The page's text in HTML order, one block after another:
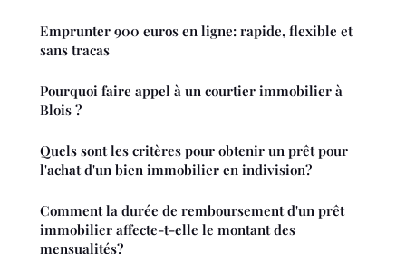
Emprunter 900 euros en ligne: rapide, flexible et
sans tracas
Pourquoi faire appel à un courtier immobilier à
Blois ?
Quels sont les critères pour obtenir un prêt pour
l'achat d'un bien immobilier en indivision?
Comment la durée de remboursement d'un prêt
immobilier affecte-t-elle le montant des
mensualités?